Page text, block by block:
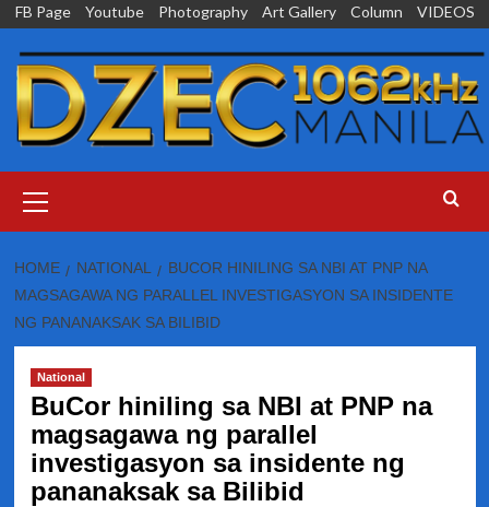
Skip
content
FB Page Youtube Photography Art Gallery Column VIDEOS
Menu
HOME NATIONAL
BUCOR HINILING SA NBI AT PNP NA
MAGSAGAWA NG PARALLEL INVESTIGASYON SA INSIDENTE
NG PANANAKSAK SA BILIBID
National
BuCor hiniling sa NBI at PNP na
magsagawa ng parallel
investigasyon sa insidente ng
pananaksak sa Bilibid